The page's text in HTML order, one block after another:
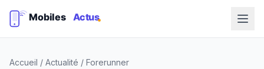
Accueil / Actualité / Forerunner